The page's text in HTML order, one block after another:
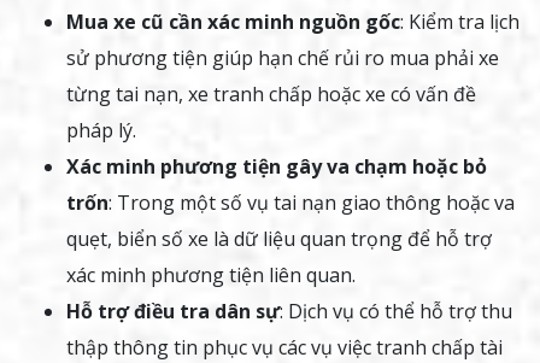
Mua xe cũ cần xác minh nguồn gốc: Kiểm tra lịch
sử phương tiện giúp hạn chế rủi ro mua phải xe
từng tai nạn, xe tranh chấp hoặc xe có vấn đề
pháp lý.
Xác minh phương tiện gây va chạm hoặc bỏ
trốn: Trong một số vụ tai nạn giao thông hoặc va
quẹt, biển số xe là dữ liệu quan trọng để hỗ trợ
xác minh phương tiện liên quan.
Hỗ trợ điều tra dân sự: Dịch vụ có thể hỗ trợ thu
thập thông tin phục vụ các vụ việc tranh chấp tài